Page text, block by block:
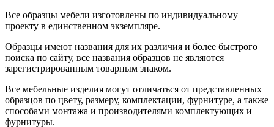
Все образцы мебели изготовлены по индивидуальному
проекту в единственном экземпляре.
Образцы имеют названия для их различия и более быстрого
поиска по сайту, все названия образцов не являются
зарегистрированным товарным знаком.
Все мебельные изделия могут отличаться от представленных
образцов по цвету, размеру, комплектации, фурнитуре, а также
способами монтажа и производителями комплектующих и
фурнитуры.